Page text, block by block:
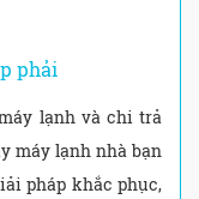
phải
lạnh và chi trả
máy lạnh nhà bạn
pháp khắc phục,